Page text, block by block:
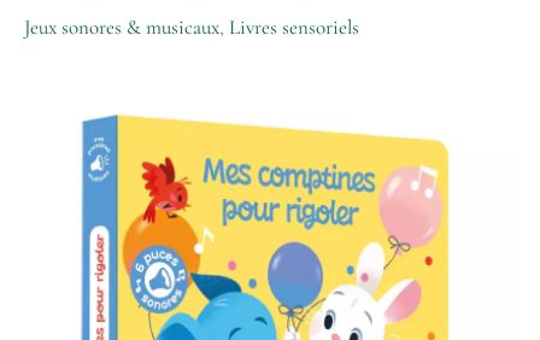
Jeux sonores & musicaux, Livres sensoriels